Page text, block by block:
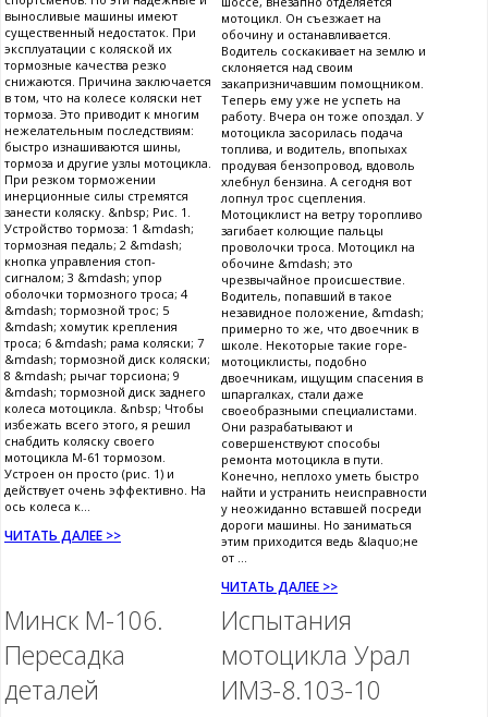
выносливые машины имеют
существенный недостаток. При
эксплуатации с коляской их
тормозные качества резко
снижаются. Причина заключается
в том, что на колесе коляски нет
тормоза. Это приводит к многим
нежелательным последствиям:
быстро изнашиваются шины,
тормоза и другие узлы мотоцикла.
При резком торможении
инерционные силы стремятся
занести коляску. &nbsp; Рис. 1.
Устройство тормоза: 1 &mdash;
тормозная педаль; 2 &mdash;
кнопка управления стоп-
сигналом; 3 &mdash; упор
оболочки тормозного троса; 4
&mdash; тормозной трос; 5
&mdash; хомутик крепления
троса; 6 &mdash; рама коляски; 7
&mdash; тормозной диск коляски;
8 &mdash; рычаг торсиона; 9
&mdash; тормозной диск заднего
колеса мотоцикла. &nbsp; Чтобы
избежать всего этого, я решил
снабдить коляску своего
мотоцикла М-61 тормозом.
Устроен он просто (рис. 1) и
действует очень эффективно. На
ось колеса к...
ЧИТАТЬ ДАЛЕЕ >>
мотоцикл. Он съезжает на
обочину и останавливается.
Водитель соскакивает на землю и
склоняется над своим
закапризничавшим помощником.
Теперь ему уже не успеть на
работу. Вчера он тоже опоздал. У
мотоцикла засорилась подача
топлива, и водитель, впопыхах
продувая бензопровод, вдоволь
хлебнул бензина. А сегодня вот
лопнул трос сцепления.
Мотоциклист на ветру торопливо
загибает колющие пальцы
проволочки троса. Мотоцикл на
обочине &mdash; это
чрезвычайное происшествие.
Водитель, попавший в такое
незавидное положение, &mdash;
примерно то же, что двоечник в
школе. Некоторые такие горе-
мотоциклисты, подобно
двоечникам, ищущим спасения в
шпаргалках, стали даже
своеобразными специалистами.
Они разрабатывают и
совершенствуют способы
ремонта мотоцикла в пути.
Конечно, неплохо уметь быстро
найти и устранить неисправности
у неожиданно вставшей посреди
дороги машины. Но заниматься
этим приходится ведь &laquo;не
от ...
ЧИТАТЬ ДАЛЕЕ >>
Минск М-106.
Пересадка
деталей
Испытания
мотоцикла Урал
ИМЗ-8.103-10